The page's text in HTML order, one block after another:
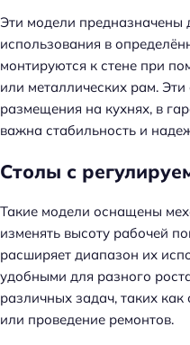
Эти модели предназначены
использования в
монтируются к стене при
или металлических рам.
размещения на кухнях, в
важна стабильность и
Столы с
Такие модели оснащены
изменять высоту рабочей
расширяет диапазон их
удобными для разного
различных задач, таких
или проведение ремонтов.